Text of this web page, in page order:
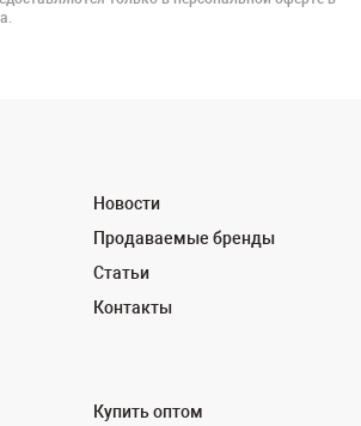
Новости
Продаваемые бренды
Статьи
Контакты
Купить оптом